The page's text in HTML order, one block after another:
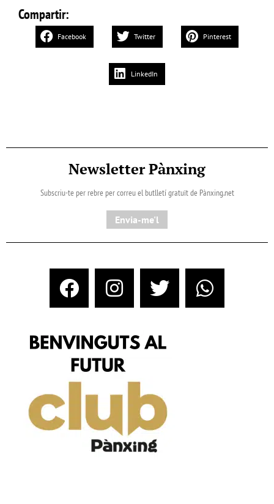
Compartir:
Facebook Twitter Pinterest
LinkedIn
Newsletter Pànxing
Subscriu-te per rebre per correu el butlletí gratuït de Pànxing.net​
Envia-me'l